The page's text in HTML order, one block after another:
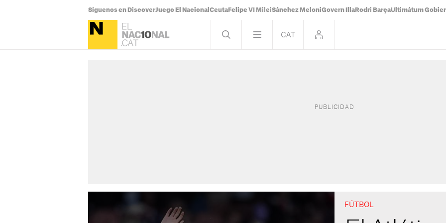
Síguenos en DiscoverJuego El Nacional Ceuta Felipe VI MileiSánchez MeloniGovern Illa Rodri BarçaUltimátum
FÚTBOL